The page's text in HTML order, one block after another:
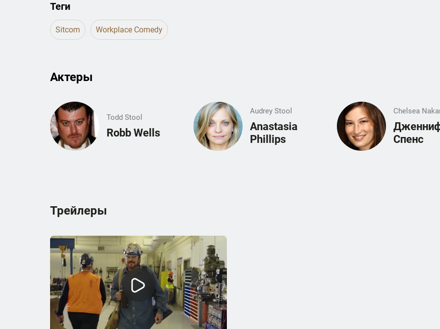
Теги
Sitcom Workplace Comedy
Актеры
Todd Stool
Robb Wells
Audrey Stool
Anastasia
Phillips
Chelsea
Спенс
Трейлеры